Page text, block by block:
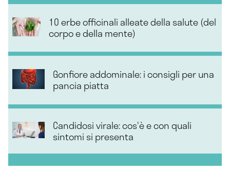
10 erbe officinali alleate della salute (del
corpo e della mente)
Gonfiore addominale: i consigli per una
pancia piatta
Candidosi virale: cos'è e con quali
sintomi si presenta